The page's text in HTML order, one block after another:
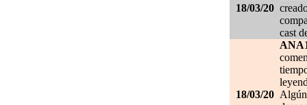
18/03/20
cast
18/03/20